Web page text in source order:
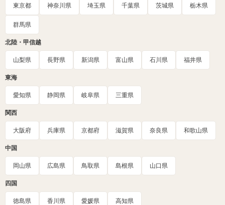
東京都 神奈川県 埼玉県 千葉県 茨城県 栃木県
群馬県
北陸・甲信越
山梨県 長野県 新潟県 富山県 石川県 福井県
東海
愛知県 静岡県 岐阜県 三重県
関西
大阪府 兵庫県 京都府 滋賀県 奈良県 和歌山県
中国
岡山県 広島県 鳥取県 島根県 山口県
四国
徳島県 香川県 愛媛県 高知県